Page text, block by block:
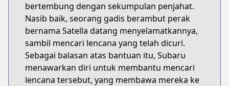
bertembung dengan sekumpulan penjahat.
Nasib baik, seorang gadis berambut perak
bernama Satella datang menyelamatkannya,
sambil mencari lencana yang telah dicuri.
Sebagai balasan atas bantuan itu, Subaru
menawarkan diri untuk membantu mencari
lencana tersebut, yang membawa mereka ke